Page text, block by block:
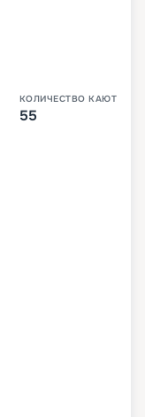
КОЛИЧЕСТВО КАЮТ
55